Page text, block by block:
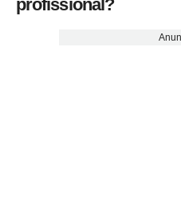
profissional?